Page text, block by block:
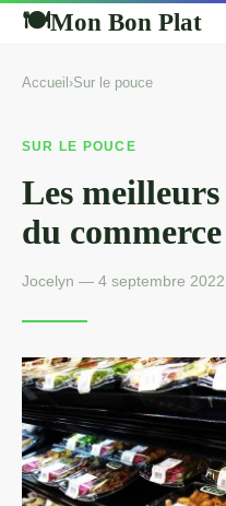
🍽Mon Bon Plat
Accueil ›Sur le pouce
SUR LE POUCE
Les
du commerce
Jocelyn — 4 septembre